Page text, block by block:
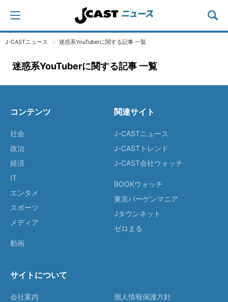
J-CASTニュース 迷惑系YouTuberに関する記事 一覧
迷惑系YouTuberに関する記事 一覧
コンテンツ
社会
政治
経済
IT
エンタメ
スポーツ
メディア
動画
関連サイト
J-CASTニュース
J-CASTトレンド
J-CAST会社ウォッチ
BOOKウォッチ
東京バーゲンマニア
Jタウンネット
ゼロまる
サイトについて
会社案内
個人情報保護方針